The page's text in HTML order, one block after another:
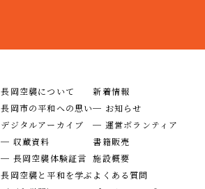
長岡空襲について
長岡市の平和への思い
デジタルアーカイブ
─ 収蔵資料
─ 長岡空襲体験証言
長岡空襲と平和を学ぶ
新着情報
─ お知らせ
─ 運営ボランティア
書籍販売
施設概要
よくある質問